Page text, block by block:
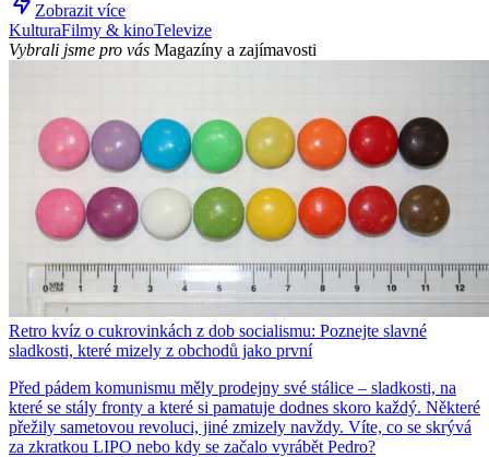
Zobrazit více
KulturaFilmy & kinoTelevize
Vybrali jsme pro vás Magazíny a zajímavosti
Retro kvíz o cukrovinkách z dob socialismu: Poznejte slavné
sladkosti, které mizely z obchodů jako první
Před pádem komunismu měly prodejny své stálice – sladkosti, na
které se stály fronty a které si pamatuje dodnes skoro každý. Některé
přežily sametovou revoluci, jiné zmizely navždy. Víte, co se skrývá
za zkratkou LIPO nebo kdy se začalo vyrábět Pedro?